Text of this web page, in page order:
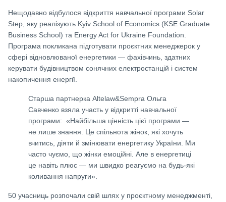
Нещодавно відбулося відкриття навчальної програми Solar
Step, яку реалізують Kyiv School of Economics (KSE Graduate
Business School) та Energy Act for Ukraine Foundation.
Програма покликана підготувати проєктних менеджерок у
сфері відновлюваної енергетики — фахівчинь, здатних
керувати будівництвом сонячних електростанцій і систем
накопичення енергії.
Старша партнерка Altelaw&Sempra Ольга
Савченко взяла участь у відкритті навчальної
програми: «Найбільша цінність цієї програми —
не лише знання. Це спільнота жінок, які хочуть
вчитись, діяти й змінювати енергетику України. Ми
часто чуємо, що жінки емоційні. Але в енергетиці
це навіть плюс — ми швидко реагуємо на будь-які
коливання напруги».
50 учасниць розпочали свій шлях у проєктному менеджменті,